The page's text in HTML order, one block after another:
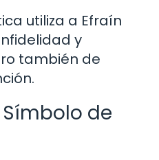
utiliza a Efraín
y
también de
de